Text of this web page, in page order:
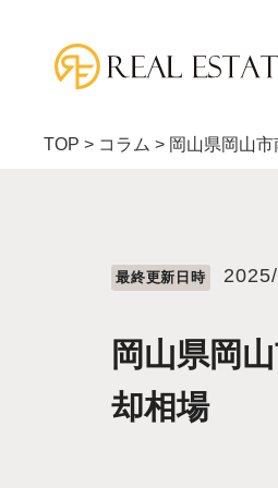
TOP > コラム > 岡山県岡山
最終更新⽇時
岡山県岡
却相場